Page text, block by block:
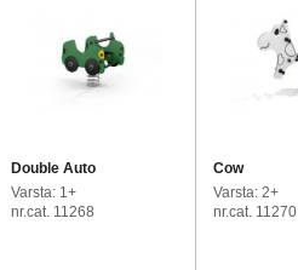
Double Auto
Varsta: 1+
nr.cat. 11268
Cow
Varsta: 2+
nr.cat. 11270